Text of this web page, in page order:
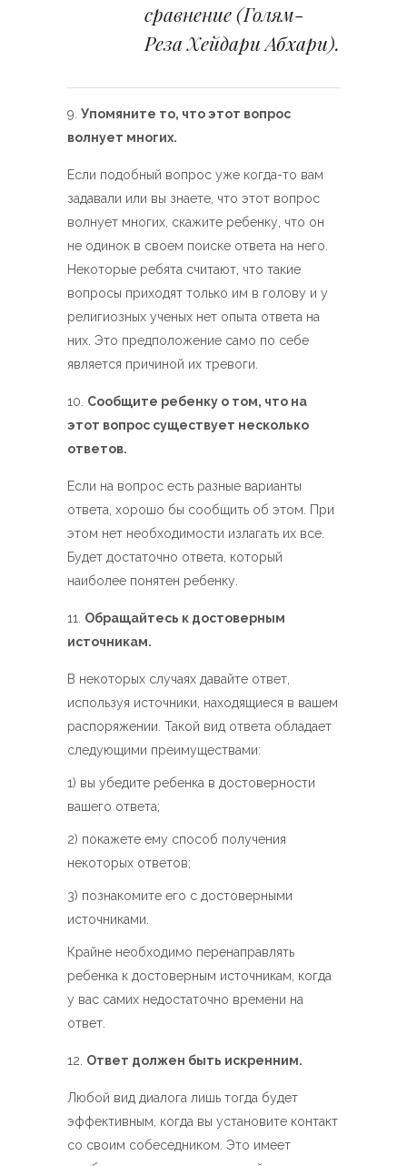
сравнение (Голям-
Реза Хейдари Абхари).
Упомяните то, что этот вопрос
волнует многих.
Если подобный вопрос уже когда-то вам
задавали или вы знаете, что этот вопрос
волнует многих, скажите ребенку, что он
не одинок в своем поиске ответа на него.
Некоторые ребята считают, что такие
вопросы приходят только им в голову и у
религиозных ученых нет опыта ответа на
них. Это предположение само по себе
является причиной их тревоги.
Сообщите ребенку о том, что на
этот вопрос существует несколько
ответов.
Если на вопрос есть разные варианты
ответа, хорошо бы сообщить об этом. При
этом нет необходимости излагать их все.
Будет достаточно ответа, который
наиболее понятен ребенку.
Обращайтесь к достоверным
источникам.
В некоторых случаях давайте ответ,
используя источники, находящиеся в вашем
распоряжении. Такой вид ответа обладает
следующими преимуществами:
1) вы убедите ребенка в достоверности
вашего ответа;
2) покажете ему способ получения
некоторых ответов;
3) познакомите его с достоверными
источниками.
Крайне необходимо перенаправлять
ребенка к достоверным источникам, когда
у вас самих недостаточно времени на
ответ.
Ответ должен быть искренним.
Любой вид диалога лишь тогда будет
эффективным, когда вы установите контакт
со своим собеседником. Это имеет